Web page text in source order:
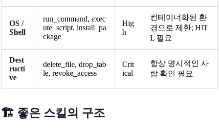
OS /
Shell
run_command, exec
ute_script, install_pa
ckage
Hig
h
컨테이너화된 환
경으로 제한; HIT
L 필요
Dest
ructi
ve
delete_file, drop_tab
le, revoke_access
Crit
ical
항상 명시적인 사
람 확인 필요
🏗️ 좋은 스킬의 구조